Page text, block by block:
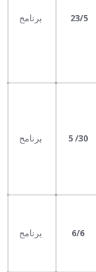
23/5 برنامج
30
/
5 برنامج
6
/6 برنامج